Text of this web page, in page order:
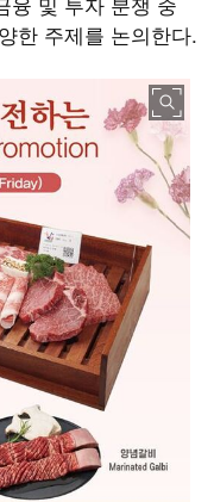
한 주제를 논의한다.